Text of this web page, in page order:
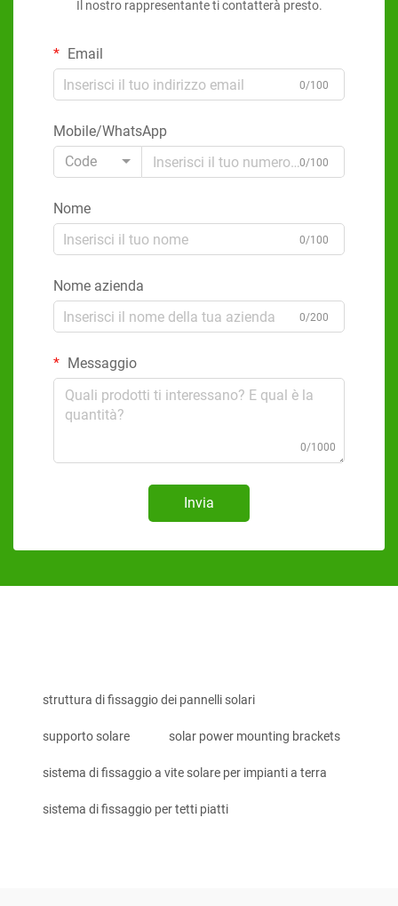
Il nostro rappresentante ti contatterà presto.
Email
0/100
Mobile/WhatsApp
Code
0/100
Nome
0/100
Nome azienda
0/200
Messaggio
0/1000
Invia
struttura di fissaggio dei pannelli solari
supporto solare solar power mounting brackets
sistema di fissaggio a vite solare per impianti a terra
sistema di fissaggio per tetti piatti